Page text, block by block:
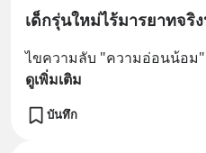
เด็กรุ่นใหม่ไร้มารยาทจริ
ไขความลับ "ความอ่อนน้อม"
ดูเพิ่มเติม
บันทึก